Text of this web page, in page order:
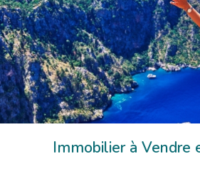
Immobilier à Vendre